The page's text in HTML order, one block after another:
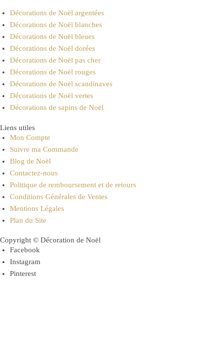
Décorations de Noël argentées
Décorations de Noël blanches
Décorations de Noël bleues
Décorations de Noël dorées
Décorations de Noël pas cher
Décorations de Noël rouges
Décorations de Noël scandinaves
Décorations de Noël vertes
Décorations de sapins de Noël
Liens utiles
Mon Compte
Suivre ma Commande
Blog de Noël
Contactez-nous
Politique de remboursement et de retours
Conditions Générales de Ventes
Mentions Légales
Plan du Site
Copyright © Décoration de Noël
Facebook
Instagram
Pinterest